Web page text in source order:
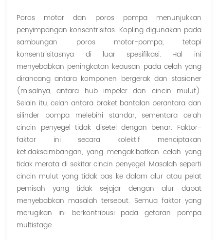
Poros motor dan poros pompa menunjukkan
penyimpangan konsentrisitas. Kopling digunakan pada
sambungan poros motor-pompa, tetapi
konsentrisitasnya di luar spesifikasi. Hal ini
menyebabkan peningkatan keausan pada celah yang
dirancang antara komponen bergerak dan stasioner
(misalnya, antara hub impeler dan cincin mulut).
Selain itu, celah antara braket bantalan perantara dan
silinder pompa melebihi standar, sementara celah
cincin penyegel tidak disetel dengan benar. Faktor-
faktor ini secara kolektif menciptakan
ketidakseimbangan, yang mengakibatkan celah yang
tidak merata di sekitar cincin penyegel. Masalah seperti
cincin mulut yang tidak pas ke dalam alur atau pelat
pemisah yang tidak sejajar dengan alur dapat
menyebabkan masalah tersebut. Semua faktor yang
merugikan ini berkontribusi pada getaran pompa
multistage.